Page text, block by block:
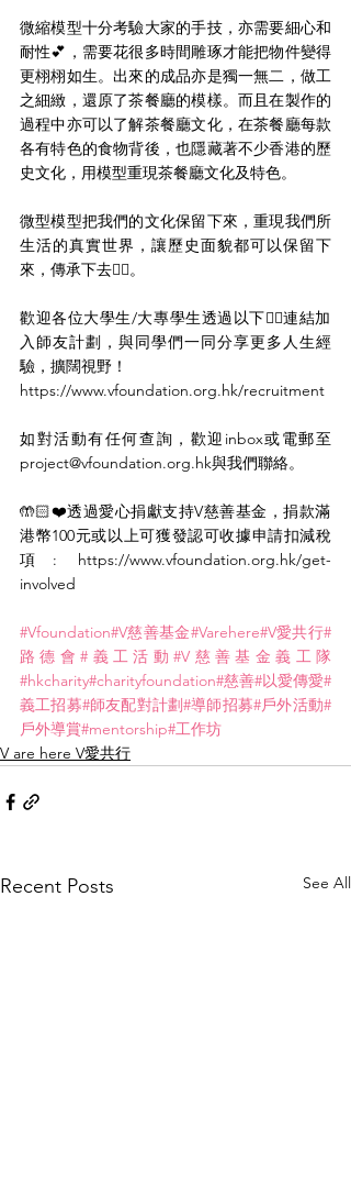
微縮模型十分考驗大家的手技，亦需要細心和
耐性💕，需要花很多時間雕琢才能把物件變得
更栩栩如生。出來的成品亦是獨一無二，做工
之細緻，還原了茶餐廳的模樣。而且在製作的
過程中亦可以了解茶餐廳文化，在茶餐廳每款
各有特色的食物背後，也隱藏著不少香港的歷
史文化，用模型重現茶餐廳文化及特色。
微型模型把我們的文化保留下來，重現我們所
生活的真實世界，讓歷史面貌都可以保留下
來，傳承下去👍🏻。
歡迎各位大學生/大專學生透過以下👇🏻連結加
入師友計劃，與同學們一同分享更多人生經
驗，擴闊視野！
https://www.vfoundation.org.hk/recruitment
如對活動有任何查詢，歡迎inbox或電郵至
project@vfoundation.org.hk與我們聯絡。
🤲🏻❤️透過愛心捐獻支持V慈善基金，捐款滿
港幣100元或以上可獲發認可收據申請扣減稅
項: https://www.vfoundation.org.hk/get-
involved
#Vfoundation#V慈善基金#Varehere#V愛共行#
路德會#義工活動#V慈善基金義工隊
#hkcharity#charityfoundation#慈善#以愛傳愛#
義工招募#師友配對計劃#導師招募#戶外活動#
戶外導賞#mentorship#工作坊
V are here V愛共行
Recent Posts See All